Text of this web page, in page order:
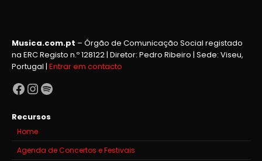
Musica.com.pt – Órgão de Comunicação Social registado
na ERC Registo n.º 128122 | Diretor: Pedro Ribeiro | Sede: Viseu,
Portugal | Entrar em contacto
Facebook
Instagram
Spotify
Recursos
Home
Agenda de Concertos e Festivais